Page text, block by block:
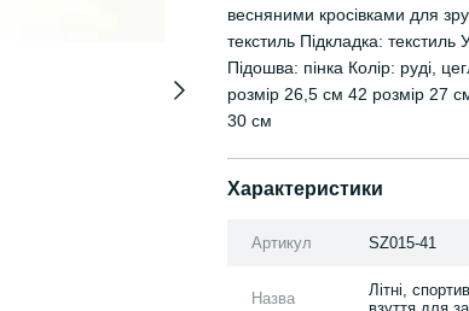
весняними кросівками для
текстиль Підкладка:
Підошва: пінка Колір: руді,
розмір 26,5 см 42 розмір 27
30 см
Характеристики
Артикул SZ015-41
Назва
Літні,